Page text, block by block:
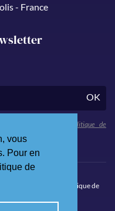
vous
Pour en
de
- France
OK
politique de
Politique de